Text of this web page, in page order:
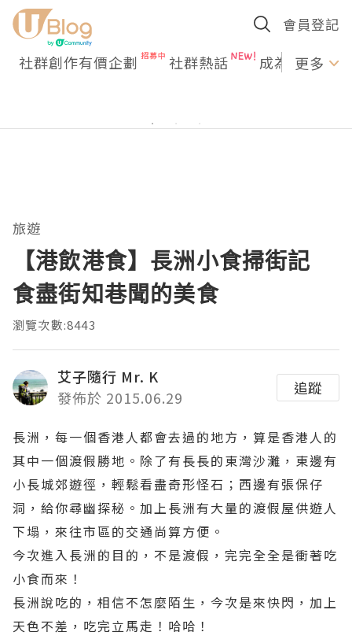
會員登記
社群創作有價企劃 社群熱話 成為U更多
旅遊
【港飲港食】長洲小食掃街記
食盡街知巷聞的美食
瀏覽次數:8443
艾子隨行 Mr. K
發佈於 2015.06.29
追蹤
長洲，每一個香港人都會去過的地方，算是香港人的
其中一個渡假勝地。除了有長長的東灣沙灘，東邊有
小長城郊遊徑，輕鬆看盡奇形怪石；西邊有張保仔
洞，給你尋幽探秘。加上長洲有大量的渡假屋供遊人
下塌，來往市區的交通尚算方便。
今次進入長洲的目的，不是渡假，完完全全是衝著吃
小食而來！
長洲說吃的，相信不怎麼陌生，今次是來快閃，加上
天色不差，吃完立馬走！哈哈！